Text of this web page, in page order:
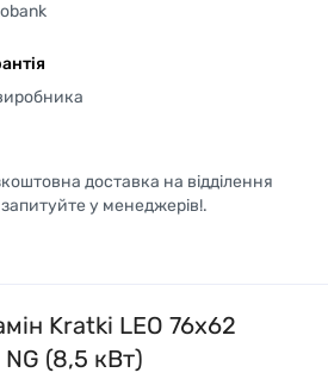
доставка на відділення
у менеджерів!.
Kratki LEO 76х62
(8,5 кВт)